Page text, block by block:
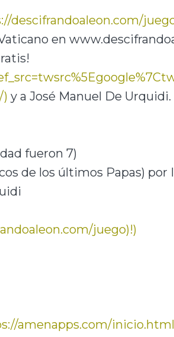
descifrandoaleon.com/
en
) y a José Manuel De Urquidi.
fueron 7)
de los últimos Papas) por
juego)!)
amenapps.com/